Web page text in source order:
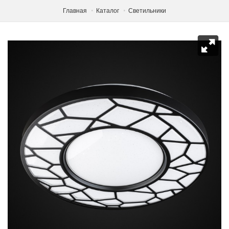
Главная Каталог Светильники